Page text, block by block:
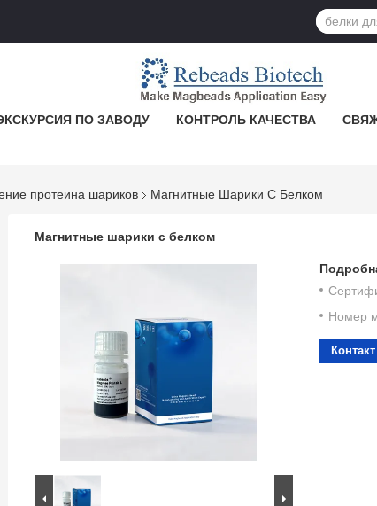
ПО ЗАВОДУ КОНТРОЛЬ КАЧЕСТВА
протеина шариков Магнитные Шарики С Белком
Магнитные шарики с белком
Номер
Контакт